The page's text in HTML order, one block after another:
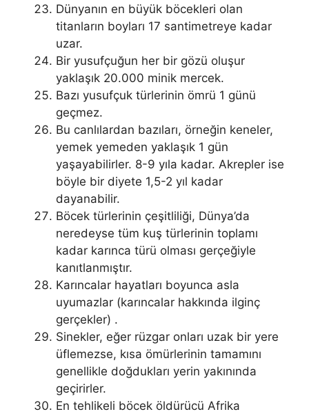
Dünyanın en büyük böcekleri olan
titanların boyları 17 santimetreye kadar
uzar.
Bir yusufçuğun her bir gözü oluşur
yaklaşık 20.000 minik mercek.
Bazı yusufçuk türlerinin ömrü 1 günü
geçmez.
Bu canlılardan bazıları, örneğin keneler,
yemek yemeden yaklaşık 1 gün
yaşayabilirler. 8-9 yıla kadar. Akrepler ise
böyle bir diyete 1,5-2 yıl kadar
dayanabilir.
Böcek türlerinin çeşitliliği, Dünya’da
neredeyse tüm kuş türlerinin toplamı
kadar karınca türü olması gerçeğiyle
kanıtlanmıştır.
Karıncalar hayatları boyunca asla
uyumazlar (karıncalar hakkında ilginç
gerçekler) .
Sinekler, eğer rüzgar onları uzak bir yere
üflemezse, kısa ömürlerinin tamamını
genellikle doğdukları yerin yakınında
geçirirler.
En tehlikeli böcek öldürücü Afrika